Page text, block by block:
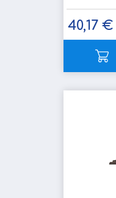
40,17 €